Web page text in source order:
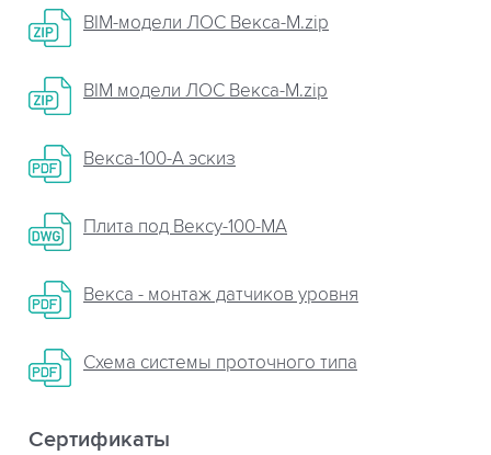
BIM-модели ЛОС Векса-М.zip
BIM модели ЛОС Векса-М.zip
Векса-100-А эскиз
Плита пoд Вексу-100-МА
Векса - монтаж датчиков уровня
Схема системы проточного типа
Сертификаты